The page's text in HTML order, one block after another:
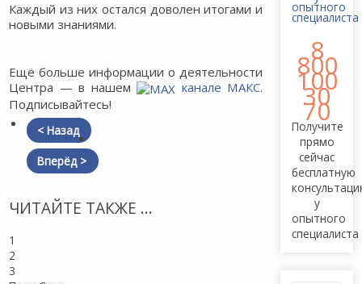
Каждый из них остался доволен итогами и
новыми знаниями.
Ещё больше информации о деятельности
Центра — в нашем
канале МАКС.
Подписывайтесь!
< Назад
Вперёд >
ЧИТАЙТЕ ТАКЖЕ ...
1
2
3
8
800
100
30
70
Получите
прямо
сейчас
бесплатную
у
опытного
специалиста